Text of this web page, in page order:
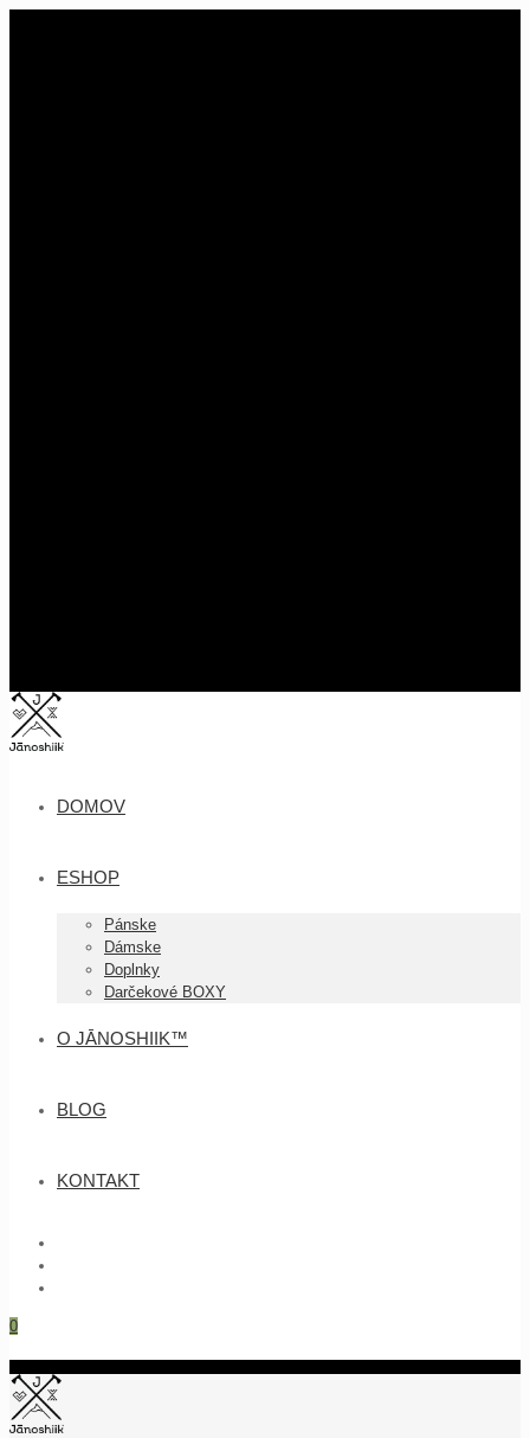
DOMOV
ESHOP
Pánske
Dámske
Doplnky
Darčekové BOXY
O JĀNOSHIIK™
BLOG
KONTAKT
0